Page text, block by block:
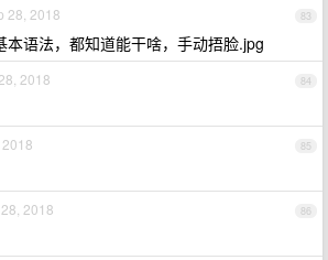
83
28, 2018
本语法，都知道能干啥，手动捂脸.jpg
84
2018
85
86
2018